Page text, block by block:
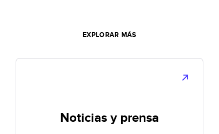
EXPLORAR MÁS
Noticias y prensa